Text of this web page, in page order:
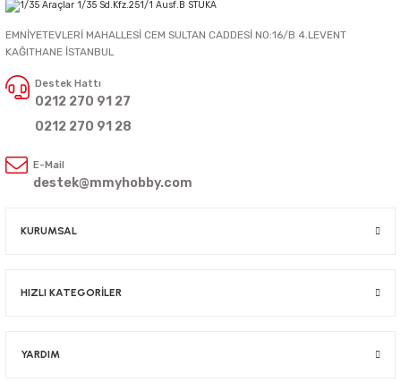
EMNİYETEVLERİ MAHALLESİ CEM SULTAN CADDESİ NO:16/B 4.LEVENT
KAĞITHANE İSTANBUL
Destek Hattı
0212 270 91 27
0212 270 91 28
E-Mail
destek@mmyhobby.com
KURUMSAL
HIZLI KATEGORİLER
YARDIM